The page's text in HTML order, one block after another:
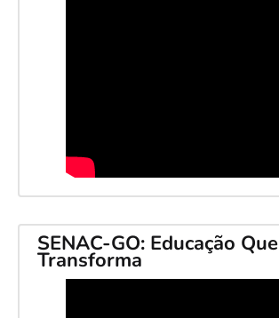
SENAC-GO: Educação Que
Transforma